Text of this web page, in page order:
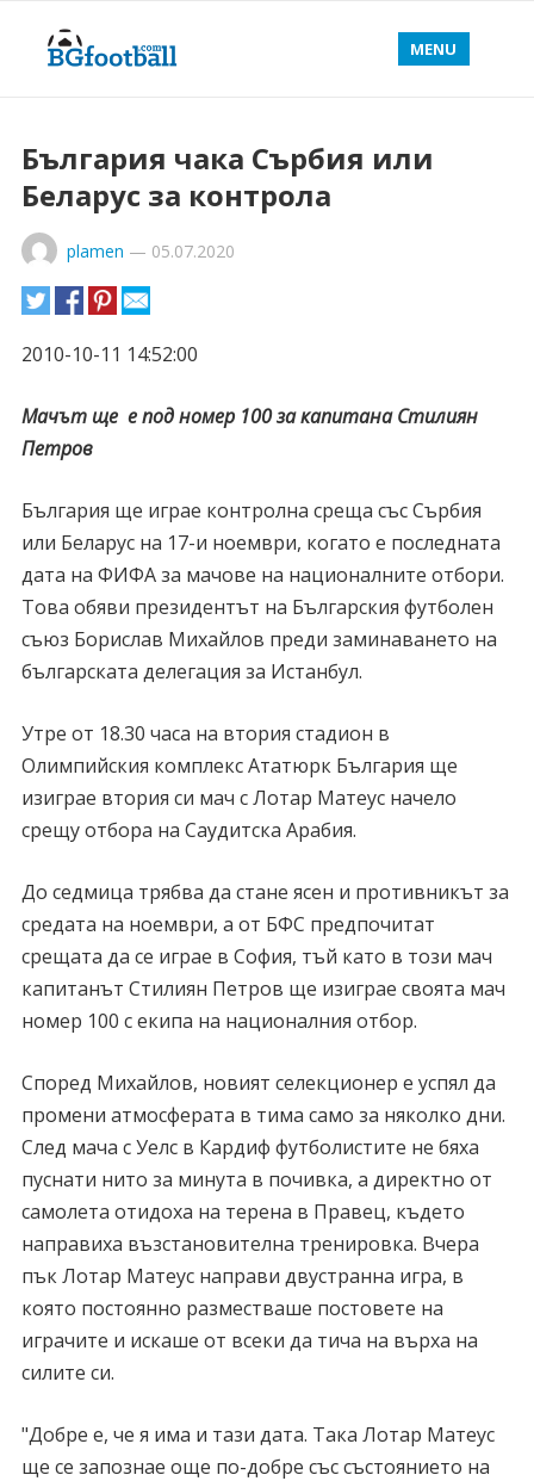
MENU
България чака Сърбия или
Беларус за контрола
plamen — 05.07.2020
2010-10-11 14:52:00
Мачът ще е под номер 100 за капитана Стилиян
Петров
България ще играе контролна среща със Сърбия
или Беларус на 17-и ноември, когато е последната
дата на ФИФА за мачове на националните отбори.
Това обяви президентът на Българския футболен
съюз Борислав Михайлов преди заминаването на
българската делегация за Истанбул.
Утре от 18.30 часа на втория стадион в
Олимпийския комплекс Ататюрк България ще
изиграе втория си мач с Лотар Матеус начело
срещу отбора на Саудитска Арабия.
До седмица трябва да стане ясен и противникът за
средата на ноември, а от БФС предпочитат
срещата да се играе в София, тъй като в този мач
капитанът Стилиян Петров ще изиграе своята мач
номер 100 с екипа на националния отбор.
Според Михайлов, новият селекционер е успял да
промени атмосферата в тима само за няколко дни.
След мача с Уелс в Кардиф футболистите не бяха
пуснати нито за минута в почивка, а директно от
самолета отидоха на терена в Правец, където
направиха възстановителна тренировка. Вчера
пък Лотар Матеус направи двустранна игра, в
която постоянно разместваше постовете на
играчите и искаше от всеки да тича на върха на
силите си.
"Добре е, че я има и тази дата. Така Лотар Матеус
ще се запознае още по-добре със състоянието на